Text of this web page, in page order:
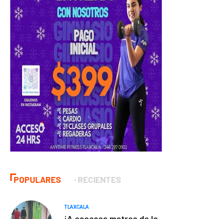
POPULARES RECIENTES
TLAXCALA